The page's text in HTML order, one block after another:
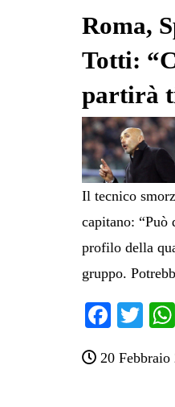
Roma,
Totti:
partirà
Il tecnico
capitano: “Può
profilo della
gruppo.
Fa
bo
T
tte
20 Febbraio